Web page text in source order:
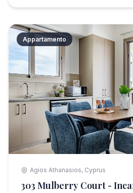
Appartamento
Agios Athanasios, Cyprus
303 Mulberry Court -